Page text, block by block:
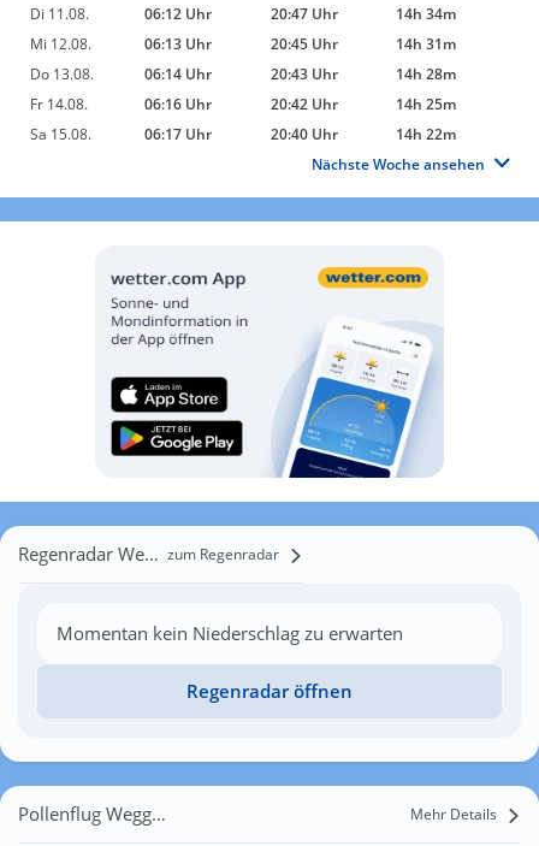
Di 11.08.
06:12 Uhr 20:47 Uhr
14h 34m
Mi 12.08.
06:13 Uhr 20:45 Uhr
14h 31m
Do 13.08.
06:14 Uhr 20:43 Uhr
14h 28m
Fr 14.08.
06:16 Uhr 20:42 Uhr
14h 25m
Sa 15.08.
06:17 Uhr 20:40 Uhr
14h 22m
Nächste Woche ansehen
Regenradar Weggental zum Regenradar
Momentan kein Niederschlag zu erwarten
Regenradar öffnen
Pollenflug Weggental Mehr Details